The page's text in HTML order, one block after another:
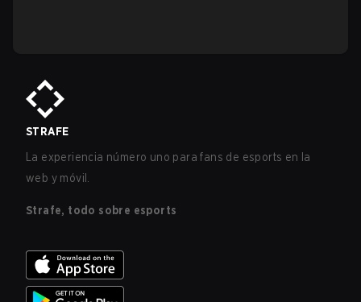
STRAFE
La experiencia número uno para fans de esports en la
web y móvil.
Strafe, todo sobre esports